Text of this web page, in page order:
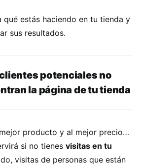
qué estás haciendo en tu tienda y
sus resultados.
clientes potenciales no
la página de tu tienda
producto y al mejor precio…
si no tienes visitas en tu
visitas de personas que están